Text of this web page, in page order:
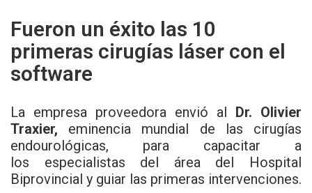
Fueron un éxito las 10
primeras cirugías láser con el
software
La empresa proveedora envió al Dr. Olivier
Traxier,
eminencia mundial de las cirugías
endourológicas, para capacitar a
los especialistas del área del Hospital
Biprovincial y guiar las primeras intervenciones.